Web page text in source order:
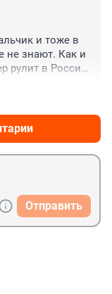
и тоже в
не знают. Как и
рулит в России.
Отправить